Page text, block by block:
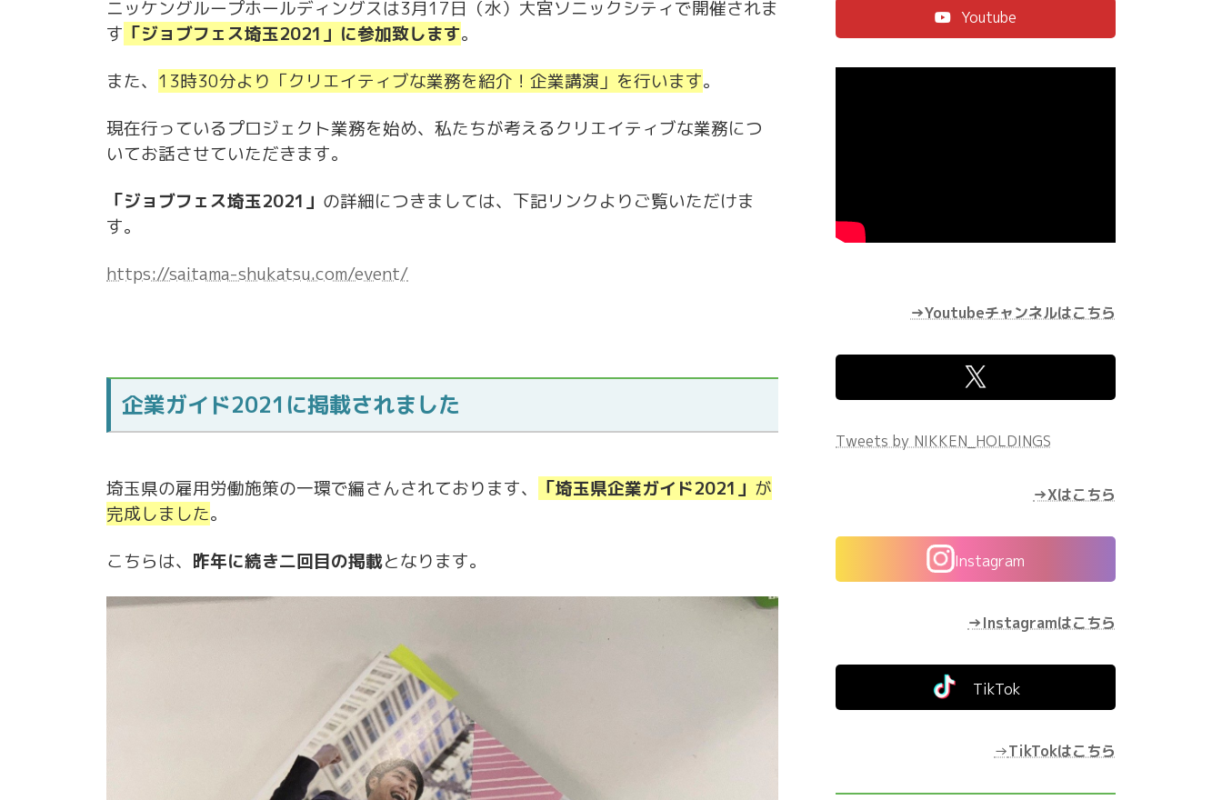
ニッケングループホールディングスは3月17日（水）大宮ソニックシティで開催されま
す 「ジョブフェス埼玉2021」に参加致します。
また、 13時30分より「クリエイティブな業務を紹介！企業講演」を行います。
現在行っているプロジェクト業務を始め、私たちが考えるクリエイティブな業務につ
いてお話させていただきます。
「ジョブフェス埼玉2021」 の詳細につきましては、下記リンクよりご覧いただけま
す。
https://saitama-shukatsu.com/event/
企業ガイド2021に掲載されました
埼玉県の雇用労働施策の一環で編さんされております、 「埼玉県企業ガイド2021」 が
完成しました。
こちらは、 昨年に続き二回目の掲載となります。
Youtube
→Youtubeチャンネルはこちら
Tweets by NIKKEN_HOLDINGS
→Xはこちら
Instagram
→Instagramはこちら
TikTok
→TikTokはこちら